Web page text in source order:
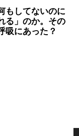
もしてないのに
る」のか。その
吸にあった？